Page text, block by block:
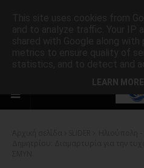
LEARN MORE